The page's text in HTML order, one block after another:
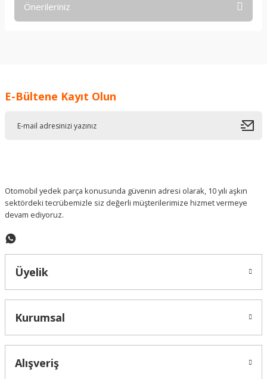
Önerileriniz
Ürün resmi kalitesiz, bozuk veya görüntülenemiyor.
E-Bültene Kayıt Olun
Otomobil yedek parça konusunda güvenin adresi olarak, 10 yılı aşkın
sektördeki tecrübemizle siz değerli müşterilerimize hizmet vermeye
devam ediyoruz.
Üyelik
Kurumsal
Alışveriş